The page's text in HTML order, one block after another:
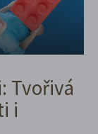
Tvořivá
i